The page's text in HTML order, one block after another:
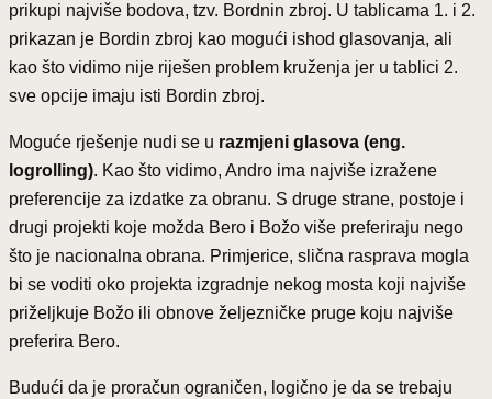
prikupi najviše bodova, tzv. Bordnin zbroj. U tablicama 1. i 2.
prikazan je Bordin zbroj kao mogući ishod glasovanja, ali
kao što vidimo nije riješen problem kruženja jer u tablici 2.
sve opcije imaju isti Bordin zbroj.
Moguće rješenje nudi se u razmjeni glasova (eng.
logrolling). Kao što vidimo, Andro ima najviše izražene
preferencije za izdatke za obranu. S druge strane, postoje i
drugi projekti koje možda Bero i Božo više preferiraju nego
što je nacionalna obrana. Primjerice, slična rasprava mogla
bi se voditi oko projekta izgradnje nekog mosta koji najviše
priželjkuje Božo ili obnove željezničke pruge koju najviše
preferira Bero.
Budući da je proračun ograničen, logično je da se trebaju